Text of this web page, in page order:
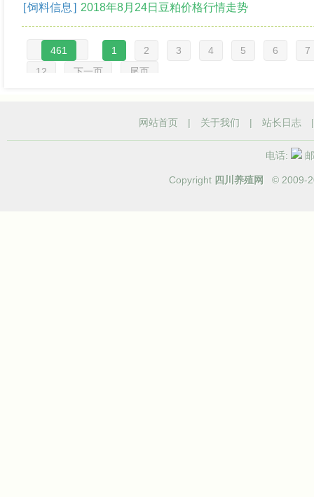
[饲料信息 ] 2018年8月24日豆粕价格行情走势
461 1 2 3 4 5 6
7
12
下一页 尾页
网站首页 | 关于我们 | 站长日志
电话:
Copyright 四川养殖网 © 2009-